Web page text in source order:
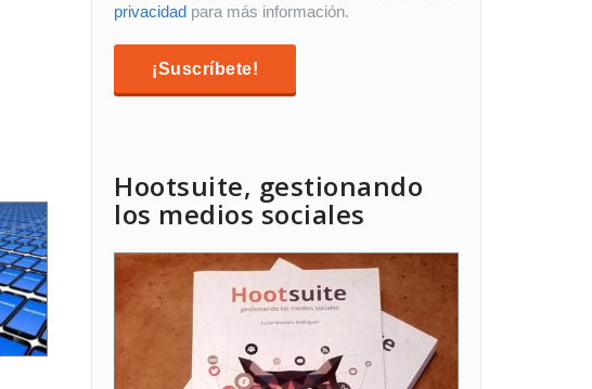
privacidad para más información.
Hootsuite, gestionando
los medios sociales